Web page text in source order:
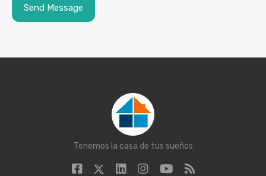
Tenemos la casa de tus sueños